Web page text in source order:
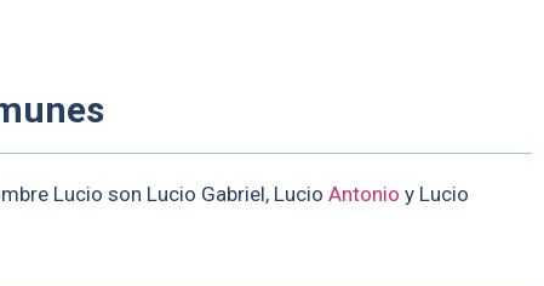
Lucio son Lucio Gabriel, Lucio Antonio y Lucio